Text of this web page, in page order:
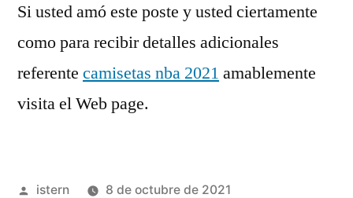
Si usted amó este poste y usted ciertamente
como para recibir detalles adicionales
referente camisetas nba 2021 amablemente
visita el Web page.
Publicado
istern
8 de octubre de 2021